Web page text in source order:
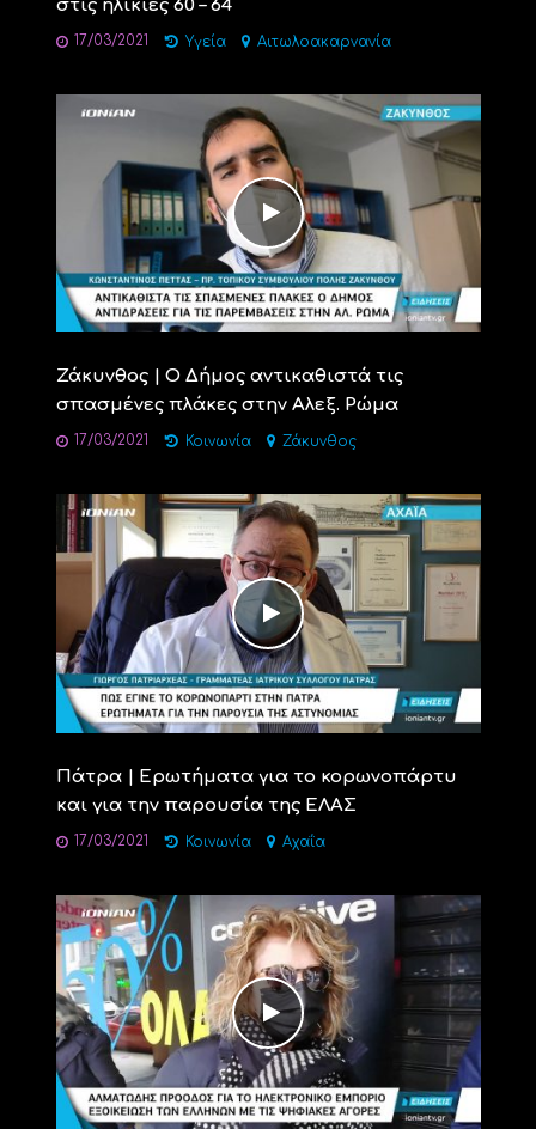
στις ηλικίες 60 – 64
17/03/2021 Υγεία Αιτωλοακαρνανία
Ζάκυνθος | Ο Δήμος αντικαθιστά τις
σπασμένες πλάκες στην Αλεξ. Ρώμα
17/03/2021 Κοινωνία Ζάκυνθος
Πάτρα | Ερωτήματα για το κορωνοπάρτυ
και για την παρουσία της ΕΛΑΣ
17/03/2021 Κοινωνία Αχαΐα